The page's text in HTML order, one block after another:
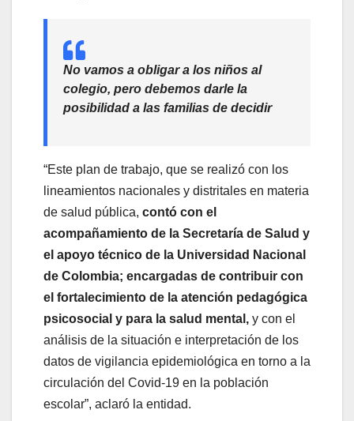
No vamos a obligar a los niños al
colegio, pero debemos darle la
posibilidad a las familias de decidir
“Este plan de trabajo, que se realizó con los
lineamientos nacionales y distritales en materia
de salud pública, contó con el
acompañamiento de la Secretaría de Salud y
el apoyo técnico de la Universidad Nacional
de Colombia; encargadas de contribuir con
el fortalecimiento de la atención pedagógica
psicosocial y para la salud mental, y con el
análisis de la situación e interpretación de los
datos de vigilancia epidemiológica en torno a la
circulación del Covid-19 en la población
escolar”, aclaró la entidad.